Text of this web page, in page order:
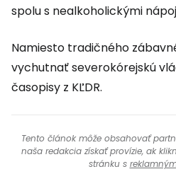
spolu s nealkoholickými
Namiesto tradičného
vychutnať severokórejskú
časopisy z KĽDR.
Tento článok môže obsahovať
naša redakcia získať provízie, ak
stránku s